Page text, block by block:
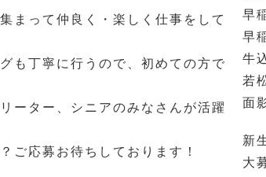
まって仲良く・楽しく仕事をして
も丁寧に行うので、初めての方で
ーター、シニアのみなさんが活躍
ご応募お待ちしております！
早
早
牛
若
面
新
大